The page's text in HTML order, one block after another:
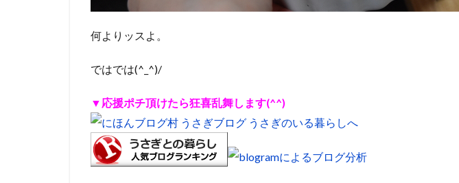
何よりッスよ。
ではでは(^_^)/
▼応援ポチ頂けたら狂喜乱舞します(^^)